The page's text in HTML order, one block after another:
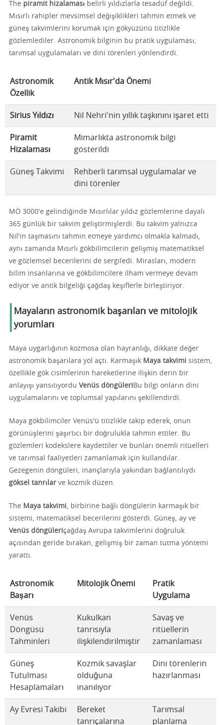
The piramit hizalaması belirli yıldızlarla tesadüf değildi.
Mısırlı rahipler mevsimsel değişiklikleri tahmin etmek ve
güneş takvimlerini korumak için gökyüzünü titizlikle
gözlemlediler. Astronomik bilginin bu pratik uygulaması,
tarımsal uygulamaları ve dini törenleri yönlendirdi.
Astronomik
Özellik
Antik Mısır'da Önemi
Sirius Yıldızı Nil Nehri'nin yıllık taşkınını işaret etti
Piramit
Hizalaması
Mimarlıkta astronomik bilgi
gösterildi
Güneş Takvimi
Rehberli tarımsal uygulamalar ve
dini törenler
MÖ 3000'e gelindiğinde Mısırlılar yıldız gözlemlerine dayalı
365 günlük bir takvim geliştirmişlerdi. Bu takvim yalnızca
Nil'in taşmasını tahmin etmeye yardımcı olmakla kalmadı,
aynı zamanda Mısırlı gökbilimcilerin gelişmiş matematiksel
ve gözlemsel becerilerini de sergiledi. Mirasları, modern
bilim insanlarına ve gökbilimcilere ilham vermeye devam
ediyor ve antik bilgeliği çağdaş keşiflerle birleştiriyor.
Mayaların astronomik başarıları ve mitolojik
yorumları
Maya uygarlığının kozmosa olan hayranlığı, dikkate değer
astronomik başarılara yol açtı. Karmaşık Maya takvimi sistem,
özellikle gök cisimlerinin hareketlerine ilişkin derin bir
anlayışı yansıtıyordu Venüs döngüleri Bu bilgi onların dini
uygulamalarını ve toplumsal yapılarını şekillendirdi.
Maya gökbilimciler Venüs'ü titizlikle takip ederek, onun
görünüşlerini şaşırtıcı bir doğrulukla tahmin ettiler. Bu
gözlemleri kodekslere kaydettiler ve bunları önemli ritüelleri
ve tarımsal faaliyetleri zamanlamak için kullandılar.
Gezegenin döngüleri, inançlarıyla yakından bağlantılıydı
göksel tanrılar ve kozmik düzen.
The Maya takvimi, birbirine bağlı döngülerin karmaşık bir
sistemi, matematiksel becerilerini gösterdi. Güneş, ay ve
Venüs döngüleriçağdaş Avrupa takvimlerini doğruluk
açısından geride bırakan, gelişmiş bir zaman tutma yöntemi
yarattı.
Astronomik
Başarı
Mitolojik Önemi
Pratik
Uygulama
Venüs
Döngüsü
Tahminleri
Kukulkan
tanrısıyla
ilişkilendirilmiştir
Savaş ve
ritüellerin
zamanlaması
Güneş
Tutulması
Hesaplamaları
Kozmik savaşlar
olduğuna
inanılıyor
Dini törenlerin
hazırlanması
Ay Evresi Takibi
Bereket
tanrıçalarına
Tarımsal
planlama